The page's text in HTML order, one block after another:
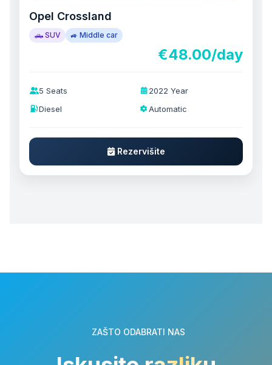
Opel Crossland
🛻 SUV 🚙 Middle car
€48.00/day
5 Seats
2022 Year
Diesel
Automatic
Rezervišite
ZAŠTO ODABRATI NAS